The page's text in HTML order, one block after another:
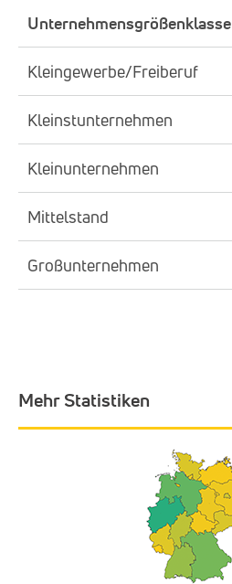
Unternehmensgrößenklasse
Kleingewerbe/Freiberuf
Kleinstunternehmen
Kleinunternehmen
Mittelstand
Großunternehmen
Mehr Statistiken